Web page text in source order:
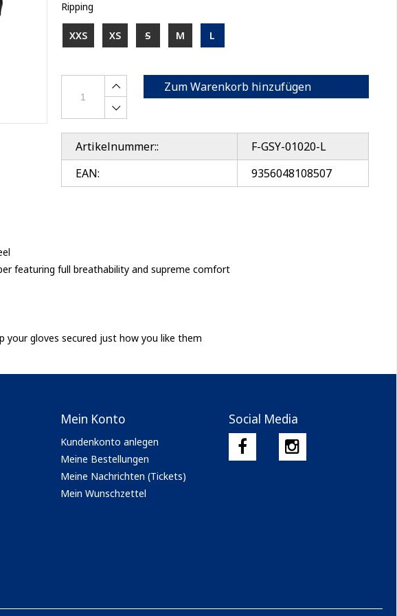
Ripping
XXS XS S M L
Zum Warenkorb hinzufügen
Artikelnummer::
F-GSY-01020-L
EAN:
9356048108507
featuring full breathability and supreme comfort
gloves secured just how you like them
Mein Konto
Kundenkonto anlegen
Meine Bestellungen
Meine Nachrichten (Tickets)
Mein Wunschzettel
Social Media